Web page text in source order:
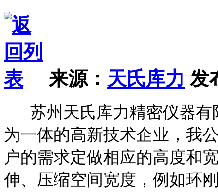
来源： 天氏库力 发
苏州天氏库力精密仪器有
为一体的高新技术企业，我
户的需求定做相应的高度和
伸、压缩空间宽度，例如环